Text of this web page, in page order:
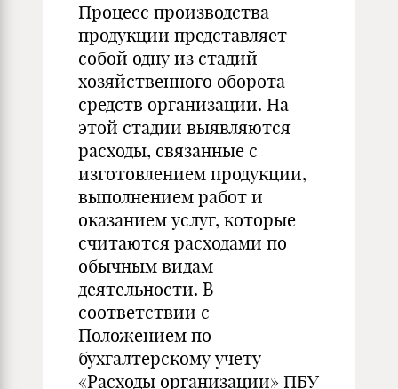
Процесс производства
продукции представляет
собой одну из стадий
хозяйственного оборота
средств организации. На
этой стадии выявляются
расходы, связанные с
изготовлением продукции,
выполнением работ и
оказанием услуг, которые
считаются расходами по
обычным видам
деятельности. В
соответствии с
Положением по
бухгалтерскому учету
«Расходы организации» ПБУ